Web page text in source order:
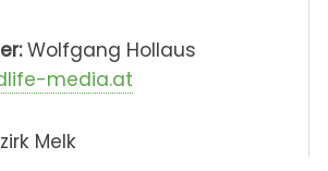
Wolfgang Hollaus
media.at
Melk